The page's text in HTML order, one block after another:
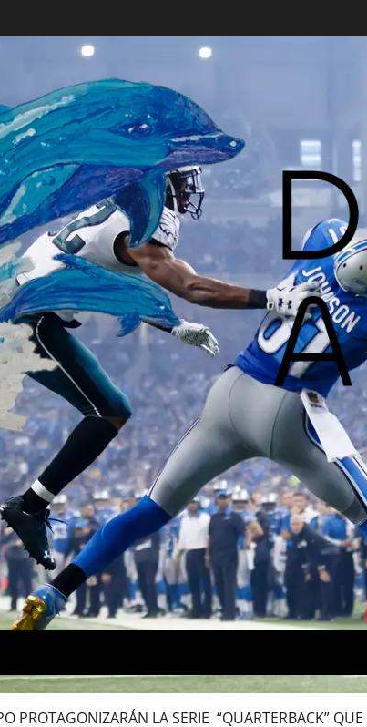
PROTAGONIZARÁN LA SERIE “QUARTERBACK”